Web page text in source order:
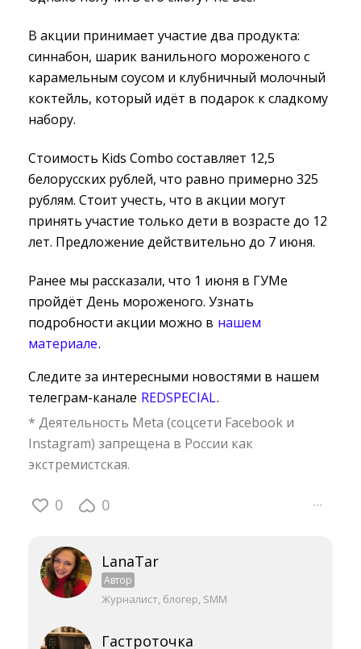
В акции принимает участие два продукта:
синнабон, шарик ванильного мороженого с
карамельным соусом и клубничный молочный
коктейль, который идёт в подарок к сладкому
набору.
Стоимость Kids Combo составляет 12,5
белорусских рублей, что равно примерно 325
рублям. Стоит учесть, что в акции могут
принять участие только дети в возрасте до 12
лет. Предложение действительно до 7 июня.
Ранее мы рассказали, что 1 июня в ГУМе
пройдёт День мороженого. Узнать
подробности акции можно в нашем
материале.
Следите за интересными новостями в нашем
телеграм-канале REDSPECIAL.
* Деятельность Meta (соцсети Facebook и
Instagram) запрещена в России как
экстремистская.
0 0 ···
LanaTar
Автор
Журналист, блогер, SMM
Гастроточка